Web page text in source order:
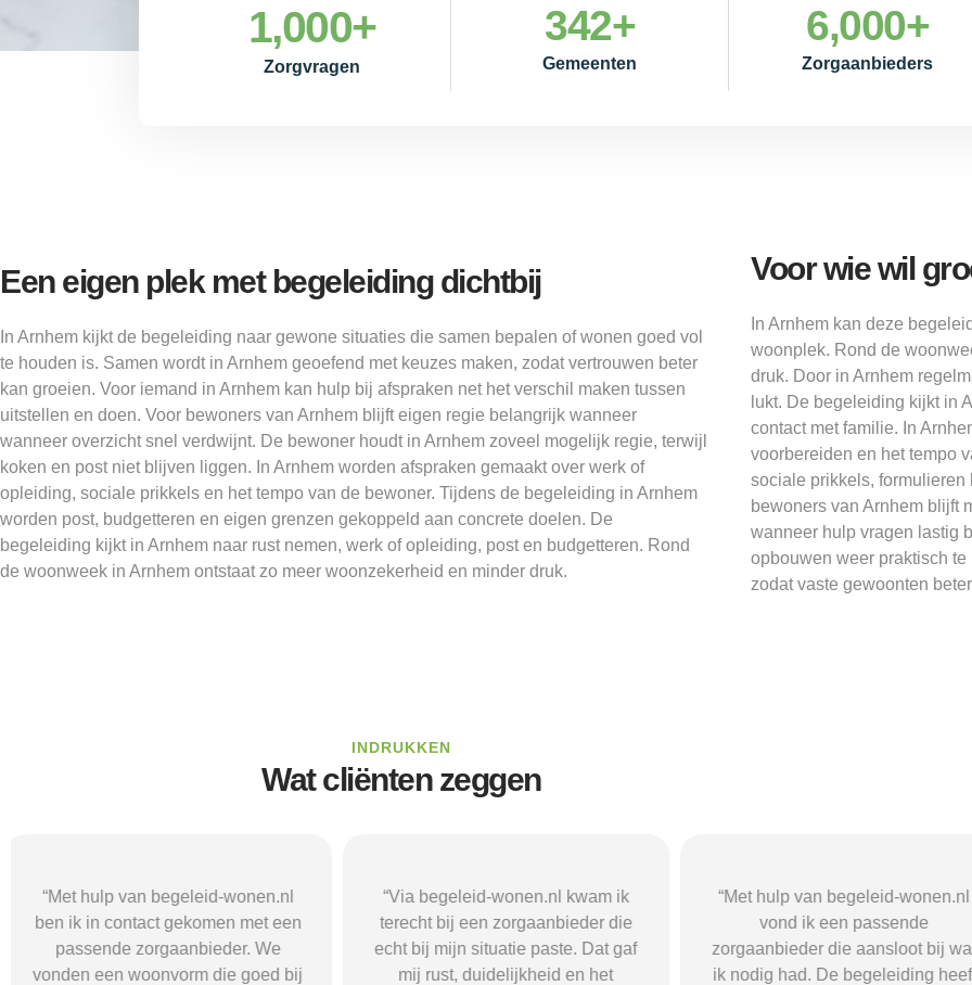
Zorgvragen
1,000+
Gemeenten
342+
Zorgaanbieders
6,000+
Een eigen plek met begeleiding dichtbij
In Arnhem kijkt de begeleiding naar gewone situaties die samen bepalen of wonen goed vol
te houden is. Samen wordt in Arnhem geoefend met keuzes maken, zodat vertrouwen beter
kan groeien. Voor iemand in Arnhem kan hulp bij afspraken net het verschil maken tussen
uitstellen en doen. Voor bewoners van Arnhem blijft eigen regie belangrijk wanneer
wanneer overzicht snel verdwijnt. De bewoner houdt in Arnhem zoveel mogelijk regie, terwijl
koken en post niet blijven liggen. In Arnhem worden afspraken gemaakt over werk of
opleiding, sociale prikkels en het tempo van de bewoner. Tijdens de begeleiding in Arnhem
worden post, budgetteren en eigen grenzen gekoppeld aan concrete doelen. De
begeleiding kijkt in Arnhem naar rust nemen, werk of opleiding, post en budgetteren. Rond
de woonweek in Arnhem ontstaat zo meer woonzekerheid en minder druk.
Voor wie wil
In Arnhem kan deze
woonplek. Rond de
druk. Door in Arnhem
lukt. De begeleiding kijkt in
contact met familie. In
voorbereiden en het tempo
sociale prikkels,
bewoners van Arnhem blijft
wanneer hulp vragen lastig
opbouwen weer praktisch
zodat vaste gewoonten
INDRUKKEN
Wat cliënten zeggen
“Via begeleid-wonen.nl kwam ik
terecht bij een zorgaanbieder die
echt bij mijn situatie paste. Dat gaf
mij rust, duidelijkheid en het
“Met hulp van begeleid-wonen.nl
vond ik een passende
zorgaanbieder die aansloot bij wat
ik nodig had. De begeleiding heeft
“Met hulp van begeleid-wonen.nl
ben ik in contact gekomen met
passende zorgaanbieder. We
vonden een woonvorm die goed